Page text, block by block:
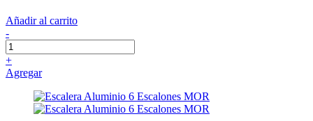
Añadir al carrito
-
+
Agregar